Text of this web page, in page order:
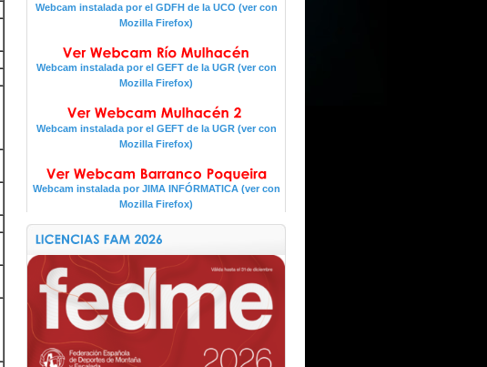
Webcam instalada por el GDFH de la UCO (ver con
Mozilla Firefox)
Webcam instalada por el GEFT de la UGR (ver con
Mozilla Firefox)
Webcam instalada por el GEFT de la UGR (ver con
Mozilla Firefox)
Webcam instalada por JIMA INFÓRMATICA (ver con
Mozilla Firefox)